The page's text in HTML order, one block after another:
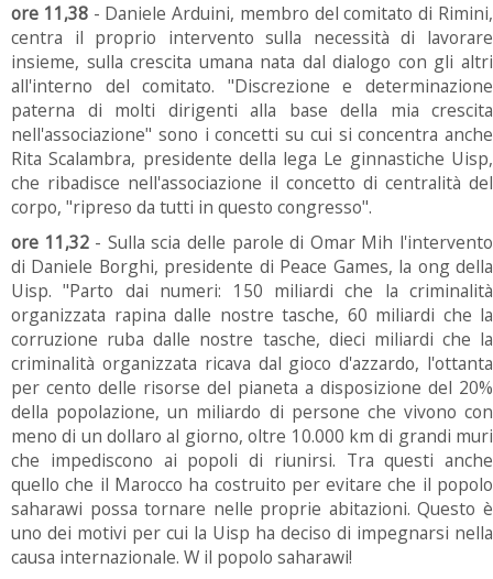
ore 11,38- Daniele Arduini, membro del comitato di Rimini,
centra il proprio intervento sulla necessità di lavorare
insieme, sulla crescita umana nata dal dialogo con gli altri
all'interno del comitato. "Discrezione e determinazione
paterna di molti dirigenti alla base della mia crescita
nell'associazione" sono i concetti su cui si concentra anche
Rita Scalambra, presidente della lega Le ginnastiche Uisp,
che ribadisce nell'associazione il concetto di centralità del
corpo, "ripreso da tutti in questo congresso".
ore 11,32- Sulla scia delle parole di Omar Mih l'intervento
di Daniele Borghi, presidente di Peace Games, la ong della
Uisp. "Parto dai numeri: 150 miliardi che la criminalità
organizzata rapina dalle nostre tasche, 60 miliardi che la
corruzione ruba dalle nostre tasche, dieci miliardi che la
criminalità organizzata ricava dal gioco d'azzardo, l'ottanta
per cento delle risorse del pianeta a disposizione del 20%
della popolazione, un miliardo di persone che vivono con
meno di un dollaro al giorno, oltre 10.000 km di grandi muri
che impediscono ai popoli di riunirsi. Tra questi anche
quello che il Marocco ha costruito per evitare che il popolo
saharawi possa tornare nelle proprie abitazioni. Questo è
uno dei motivi per cui la Uisp ha deciso di impegnarsi nella
causa internazionale. W il popolo saharawi!